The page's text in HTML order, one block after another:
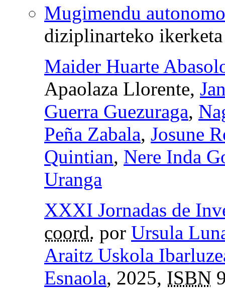
Mugimendu
diziplinarteko
Maider Huarte
Apaolaza Llorente,
Guerra Guezuraga,
Peña Zabala, Josune
Quintian, Nere Inda
Uranga
XXXI Jornadas de
coord. por Ursula
Araitz Uskola
Esnaola, 2025, ISBN